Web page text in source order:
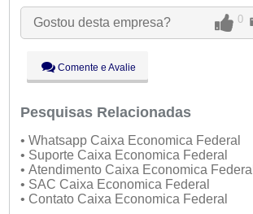
Ter:
09:00 - 18:00
Qua:
09:00 - 18:00
Sex:
09:00 - 18:00
Sáb:
Fechado
Dom:
Fechado
Gostou desta empresa? 0
Comente e Avalie
Pesquisas Relacionadas
• Whatsapp Caixa Economica Federal
• Suporte Caixa Economica Federal
• Atendimento Caixa Economica Federal
• SAC Caixa Economica Federal
• Contato Caixa Economica Federal